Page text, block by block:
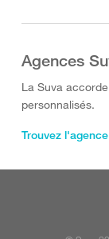
Agences
La Suva
personnalisés.
Trouvez